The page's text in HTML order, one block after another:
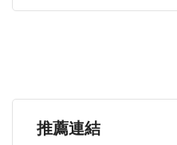
推薦連結